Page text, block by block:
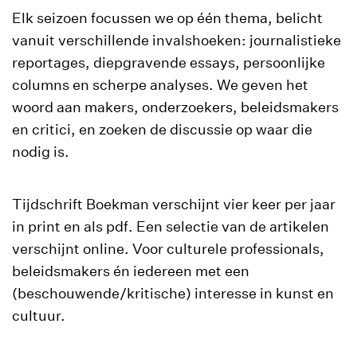
Elk seizoen focussen we op één thema, belicht
vanuit verschillende invalshoeken: journalistieke
reportages, diepgravende essays, persoonlijke
columns en scherpe analyses. We geven het
woord aan makers, onderzoekers, beleidsmakers
en critici, en zoeken de discussie op waar die
nodig is.
Tijdschrift Boekman verschijnt vier keer per jaar
in print en als pdf. Een selectie van de artikelen
verschijnt online. Voor culturele professionals,
beleidsmakers én iedereen met een
(beschouwende/kritische) interesse in kunst en
cultuur.